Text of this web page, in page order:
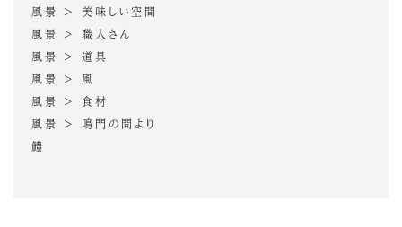
風景 > 美味しい空間
風景 > 職人さん
風景 > 道具
風景 > 風
風景 > 食材
風景 > 鳴門の間より
鱧